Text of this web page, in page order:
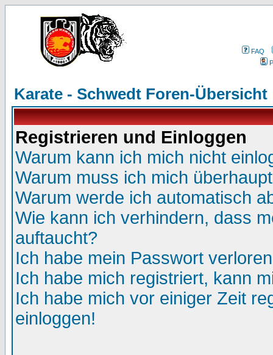
FAQ
Karate - Schwedt Foren-Übersicht
Registrieren und Einloggen
Warum kann ich mich nicht
Warum muss ich mich
Warum werde ich automatisch
Wie kann ich verhindern, dass
auftaucht?
Ich habe mein Passwort
Ich habe mich registriert, kann
Ich habe mich vor einiger Zeit
einloggen!